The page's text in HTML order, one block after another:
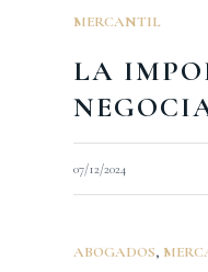
MERCANTIL
LA
07/12/2024
ABOGADOS,